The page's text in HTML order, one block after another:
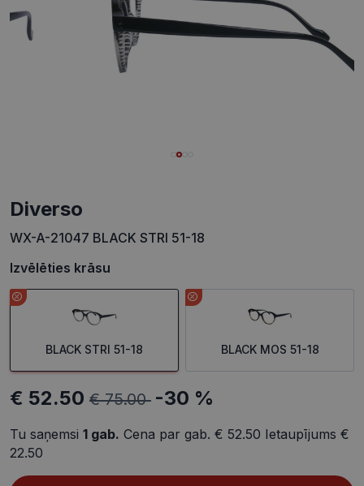
Diverso
WX-A-21047 BLACK STRI 51-18
Izvēlēties krāsu
BLACK STRI 51-18 BLACK MOS 51-18
€ 52.50 € 75.00 -30 %
Tu saņemsi 1 gab. Cena par gab. € 52.50 Ietaupījums €
22.50